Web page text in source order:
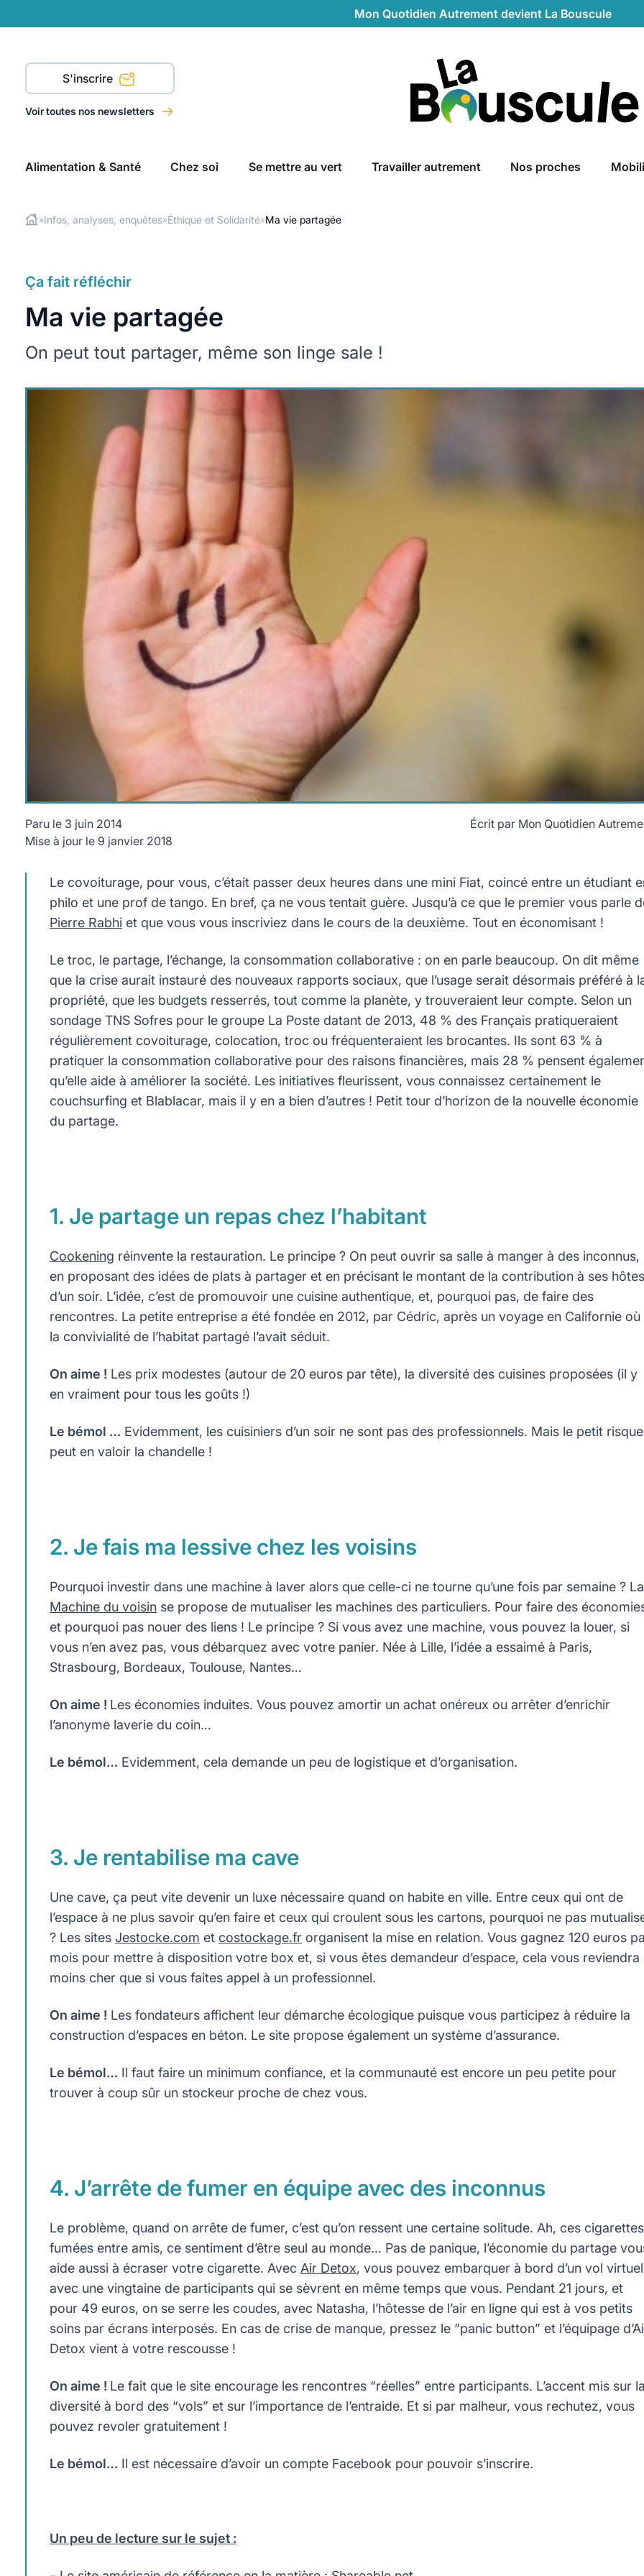
Mon Quotidien Autrement devient La Bouscule
S'inscrire
Voir toutes nos newsletters
Alimentation & Santé
Chez soi Se mettre au vert Travailler autrement Nos proches
»Infos, analyses, enquêtes»Éthique et Solidarité»Ma vie partagée
Ça fait réfléchir
Ma vie partagée
On peut tout partager, même son linge sale !
Paru le 3 juin 2014
Mise à jour le 9 janvier 2018
Écrit par Mon Quotidien
Le covoiturage, pour vous, c’était passer deux heures dans une mini Fiat, coincé entre un étudiant
philo et une prof de tango. En bref, ça ne vous tentait guère. Jusqu’à ce que le premier vous parle
Pierre Rabhi et que vous vous inscriviez dans le cours de la deuxième. Tout en économisant !
Le troc, le partage, l’échange, la consommation collaborative : on en parle beaucoup. On dit même
que la crise aurait instauré des nouveaux rapports sociaux, que l’usage serait désormais préféré à
propriété, que les budgets resserrés, tout comme la planète, y trouveraient leur compte. Selon un
sondage TNS Sofres pour le groupe La Poste datant de 2013, 48 % des Français pratiqueraient
régulièrement covoiturage, colocation, troc ou fréquenteraient les brocantes. Ils sont 63 % à
pratiquer la consommation collaborative pour des raisons financières, mais 28 % pensent
qu’elle aide à améliorer la société. Les initiatives fleurissent, vous connaissez certainement le
couchsurfing et Blablacar, mais il y en a bien d’autres ! Petit tour d’horizon de la nouvelle économie
du partage.
1. Je partage un repas chez l’habitant
Cookening réinvente la restauration. Le principe ? On peut ouvrir sa salle à manger à des inconnus,
en proposant des idées de plats à partager et en précisant le montant de la contribution à ses hôtes
d’un soir. L’idée, c’est de promouvoir une cuisine authentique, et, pourquoi pas, de faire des
rencontres. La petite entreprise a été fondée en 2012, par Cédric, après un voyage en Californie où
la convivialité de l’habitat partagé l’avait séduit.
On aime ! Les prix modestes (autour de 20 euros par tête), la diversité des cuisines proposées (il y
en vraiment pour tous les goûts !)
Le bémol … Evidemment, les cuisiniers d’un soir ne sont pas des professionnels. Mais le petit risque
peut en valoir la chandelle !
2. Je fais ma lessive chez les voisins
Pourquoi investir dans une machine à laver alors que celle-ci ne tourne qu’une fois par semaine ? La
Machine du voisin se propose de mutualiser les machines des particuliers. Pour faire des
et pourquoi pas nouer des liens ! Le principe ? Si vous avez une machine, vous pouvez la louer, si
vous n’en avez pas, vous débarquez avec votre panier. Née à Lille, l’idée a essaimé à Paris,
Strasbourg, Bordeaux, Toulouse, Nantes…
On aime ! Les économies induites. Vous pouvez amortir un achat onéreux ou arrêter d’enrichir
l’anonyme laverie du coin…
Le bémol… Evidemment, cela demande un peu de logistique et d’organisation.
3. Je rentabilise ma cave
Une cave, ça peut vite devenir un luxe nécessaire quand on habite en ville. Entre ceux qui ont de
l’espace à ne plus savoir qu’en faire et ceux qui croulent sous les cartons, pourquoi ne pas
? Les sites Jestocke.com et costockage.fr organisent la mise en relation. Vous gagnez 120 euros
mois pour mettre à disposition votre box et, si vous êtes demandeur d’espace, cela vous reviendra
moins cher que si vous faites appel à un professionnel.
On aime ! Les fondateurs affichent leur démarche écologique puisque vous participez à réduire la
construction d’espaces en béton. Le site propose également un système d’assurance.
Le bémol… Il faut faire un minimum confiance, et la communauté est encore un peu petite pour
trouver à coup sûr un stockeur proche de chez vous.
4. J’arrête de fumer en équipe avec des inconnus
Le problème, quand on arrête de fumer, c’est qu’on ressent une certaine solitude. Ah, ces cigarettes
fumées entre amis, ce sentiment d’être seul au monde… Pas de panique, l’économie du partage
aide aussi à écraser votre cigarette. Avec Air Detox, vous pouvez embarquer à bord d’un vol
avec une vingtaine de participants qui se sèvrent en même temps que vous. Pendant 21 jours, et
pour 49 euros, on se serre les coudes, avec Natasha, l’hôtesse de l’air en ligne qui est à vos petits
soins par écrans interposés. En cas de crise de manque, pressez le “panic button” et l’équipage
Detox vient à votre rescousse !
On aime ! Le fait que le site encourage les rencontres “réelles” entre participants. L’accent mis sur
diversité à bord des “vols” et sur l’importance de l’entraide. Et si par malheur, vous rechutez, vous
pouvez revoler gratuitement !
Le bémol… Il est nécessaire d’avoir un compte Facebook pour pouvoir s’inscrire.
Un peu de lecture sur le sujet :